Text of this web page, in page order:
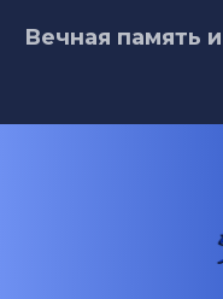
Вечная память